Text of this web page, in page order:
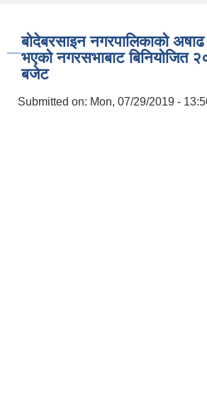
बोदेबरसाइन नगरपालिकाको
भएको नगरसभाबाट बिनियोजित
बजेट
Submitted on: Mon, 07/29/2019 -